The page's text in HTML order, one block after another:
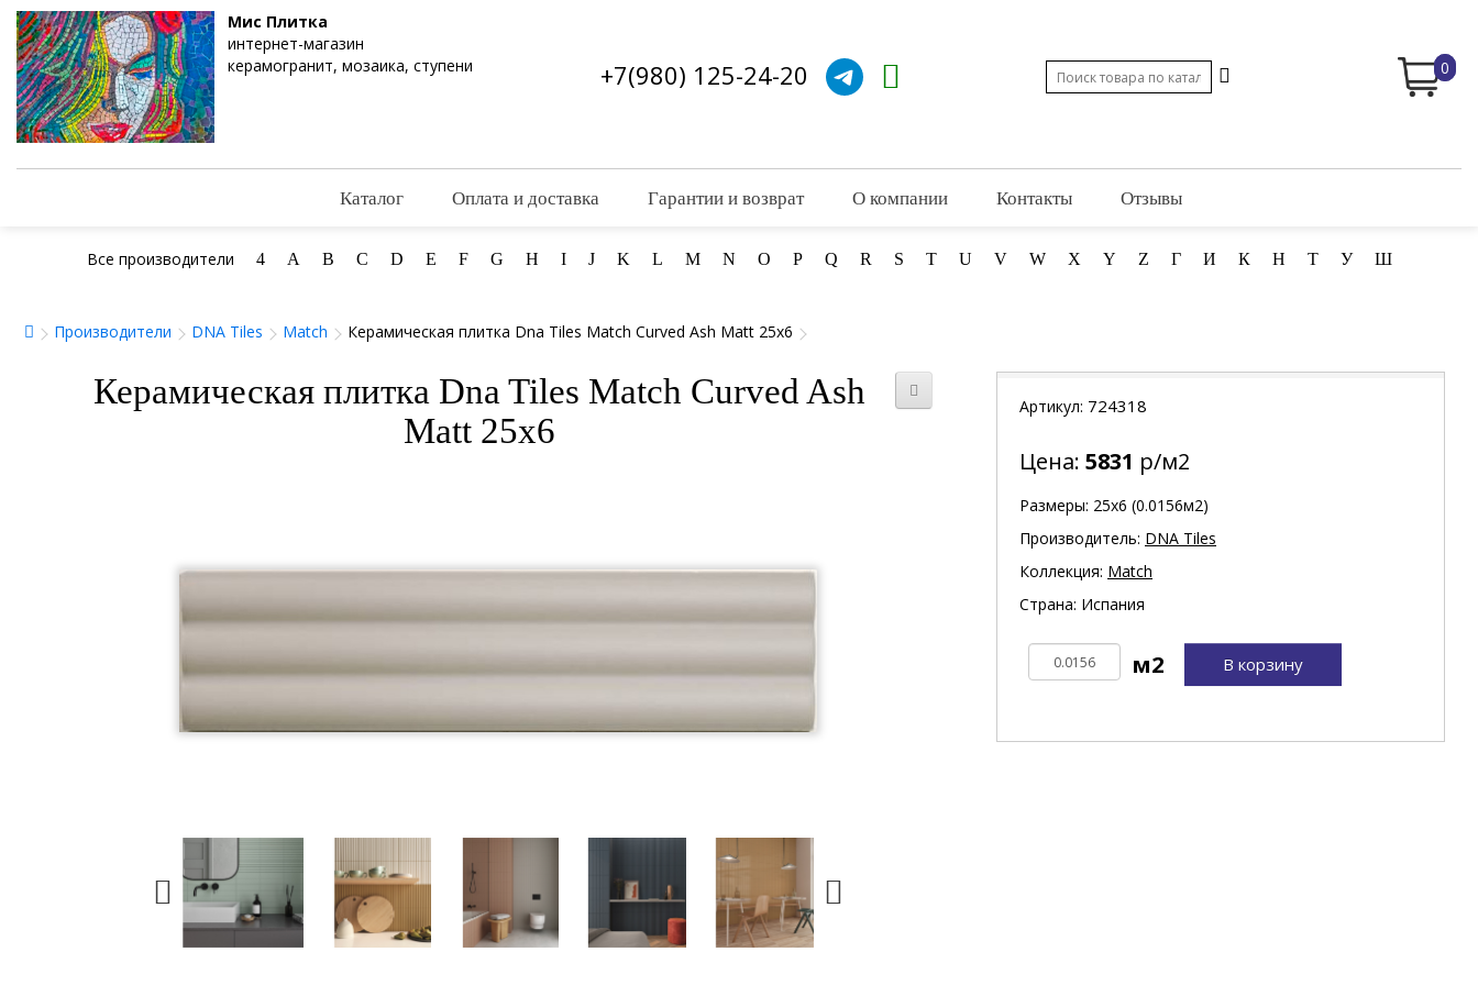
Мис Плитка
интернет-магазин
керамогранит, мозаика, ступени
+7(980) 125-24-20 0
Каталог Оплата и доставка Гарантии и возврат О компании Контакты Отзывы
Все производители 4 A B C D E F G H I J K L M N O P Q R S T U V W X Y Z Г И К Н Т У Ш
Производители DNA Tiles Match Керамическая плитка Dna Tiles Match Curved Ash Matt 25x6
Керамическая плитка Dna Tiles Match Curved Ash
Matt 25x6
Артикул: 724318
Цена: 5831 р/м2
Размеры: 25х6 (0.0156м2)
Производитель: DNA Tiles
Коллекция: Match
Страна: Испания
В корзину